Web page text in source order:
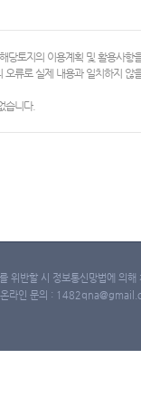
당토지의 이용계획 및 활용사
오류로 실제 내용과 일치하지
습니다.
위반할 시 정보통신망법에 의
라인 문의 :